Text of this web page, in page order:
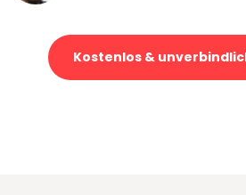
Kostenlos &